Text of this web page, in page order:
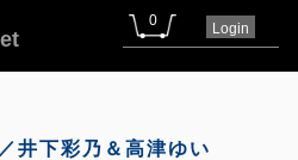
0 Login
井下彩乃＆高津ゆい